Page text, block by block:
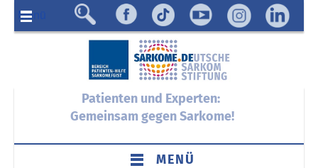
Menü
Patienten und Experten:
Gemeinsam gegen Sarkome!
MENÜ